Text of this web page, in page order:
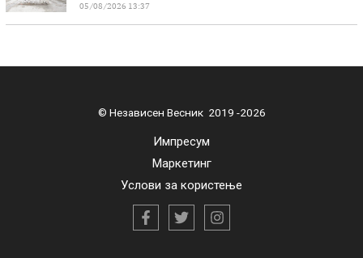
05/08/2026 13:37
© Независен Весник 2019 -2026
Импресум
Маркетинг
Услови за користење